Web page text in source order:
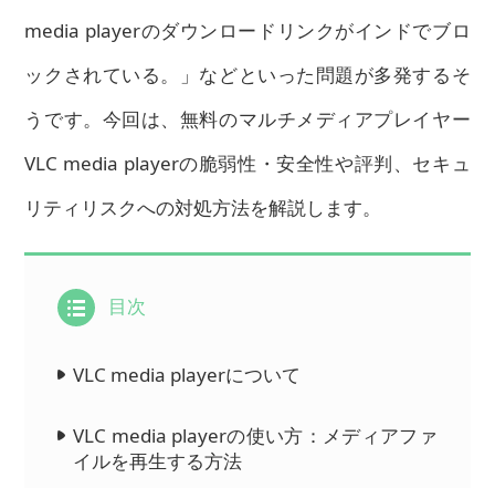
media playerのダウンロードリンクがインドでブロ
ックされている。」などといった問題が多発するそ
うです。今回は、無料のマルチメディアプレイヤー
VLC media playerの脆弱性・安全性や評判、セキュ
リティリスクへの対処方法を解説します。
目次
VLC media playerについて
VLC media playerの使い方：メディアファ
イルを再生する方法